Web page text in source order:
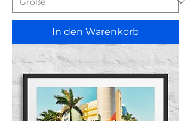
In den Warenkorb